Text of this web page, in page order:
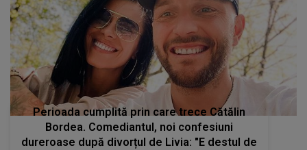
Perioada cumplită prin care trece Cătălin
Bordea. Comediantul, noi confesiuni
dureroase după divorțul de Livia: "E destul de